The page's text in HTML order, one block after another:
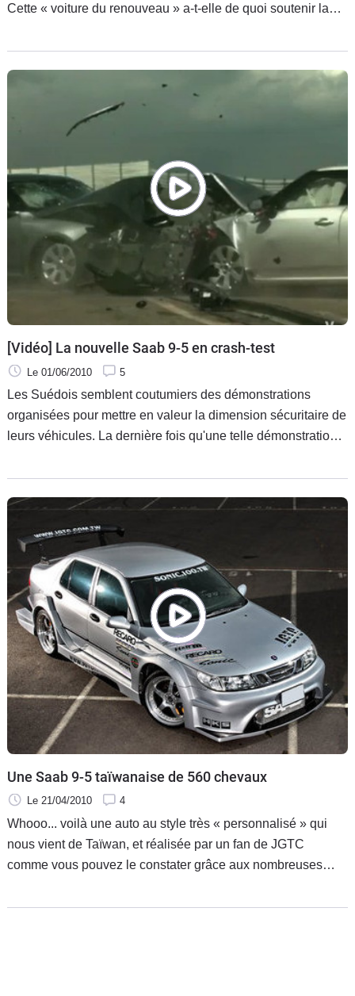
Cette « voiture du renouveau » a-t-elle de quoi soutenir la
pour.
[Vidéo] La nouvelle Saab 9-5 en crash-test
Le 01/06/2010 5
Les Suédois semblent coutumiers des démonstrations
organisées pour mettre en valeur la dimension sécuritaire de
leurs véhicules. La dernière fois qu'une telle démonstration
remorque d'un camion et ça finissait en FAIL monumental.
Cette fois, c'est Saab qui s'y colle.
Une Saab 9-5 taïwanaise de 560 chevaux
Le 21/04/2010 4
Whooo... voilà une auto au style très « personnalisé » qui
nous vient de Taïwan, et réalisée par un fan de JGTC
comme vous pouvez le constater grâce aux nombreuses